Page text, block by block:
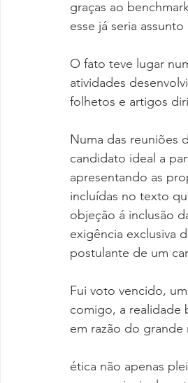
graças ao
esse já seria
O fato teve lugar
atividades
folhetos e artigos
Numa das reuniões
candidato ideal a
apresentando as
incluídas no texto
objeção á inclusão
exigência exclusiva
postulante de um
Fui voto vencido,
comigo, a realidade
em razão do
ética não apenas